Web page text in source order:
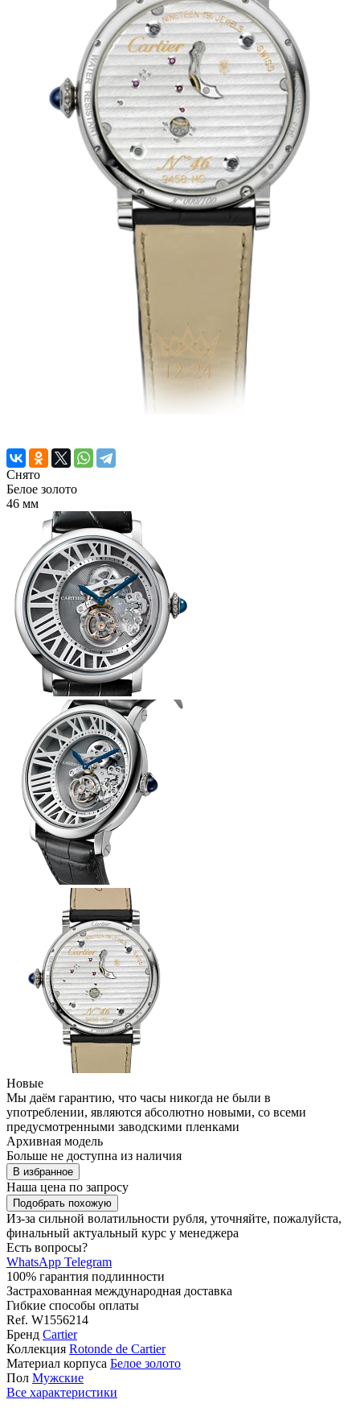
Снято
Белое золото
46 мм
Новые
Мы даём гарантию, что часы никогда не были в
употреблении, являются абсолютно новыми, со всеми
предусмотренными заводскими пленками
Архивная модель
Больше не доступна из наличия
В избранное
Наша цена по запросу
Подобрать похожую
Из-за сильной волатильности рубля, уточняйте, пожалуйста,
финальный актуальный курс у менеджера
Есть вопросы?
WhatsApp Telegram
100% гарантия подлинности
Застрахованная международная доставка
Гибкие способы оплаты
Ref. W1556214
Бренд Cartier
Коллекция Rotonde de Cartier
Материал корпуса Белое золото
Пол Мужские
Все характеристики